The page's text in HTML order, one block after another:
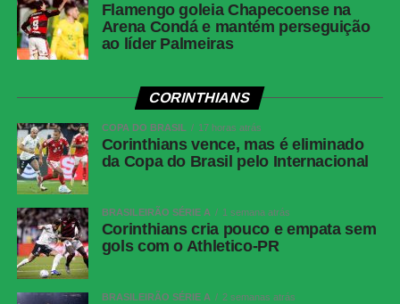
Flamengo goleia Chapecoense na
Arena Condá e mantém perseguição
ao líder Palmeiras
CORINTHIANS
COPA DO BRASIL 17 horas atrás
Corinthians vence, mas é eliminado
da Copa do Brasil pelo Internacional
BRASILEIRÃO SÉRIE A 1 semana atrás
Corinthians cria pouco e empata sem
gols com o Athletico-PR
BRASILEIRÃO SÉRIE A 2 semanas atrás